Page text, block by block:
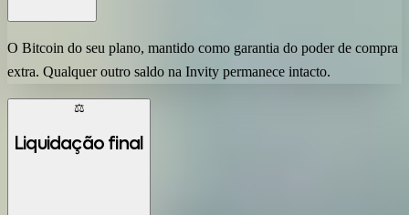
O Bitcoin do seu plano, mantido como garantia do poder de compra
extra. Qualquer outro saldo na Invity permanece intacto.
⚖️
Liquidação final